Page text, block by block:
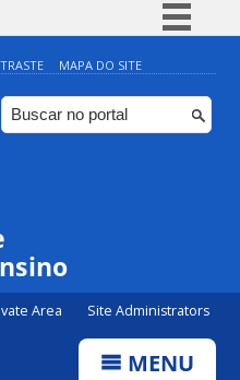
Simplifique!
Comunica BR
Participe
MAPA DO SITE
Area Site Administrators
MENU